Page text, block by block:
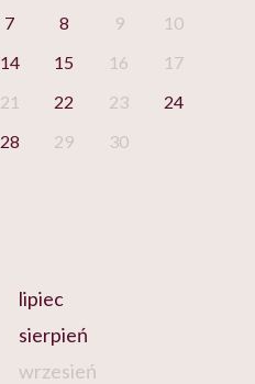
7 8 9
10
14 15 16
17
21 22 23
24
28 29 30
lipiec
sierpień
wrzesień